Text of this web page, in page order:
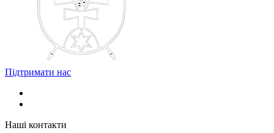
Підтримати нас
Наші контакти